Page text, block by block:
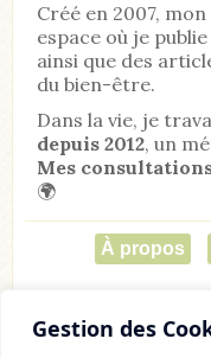
Gestion des
Créé en 2007,
espace où je
ainsi que des
du bien-être.
Dans la vie, je
depuis 2012, un
Mes
🌍
À propos